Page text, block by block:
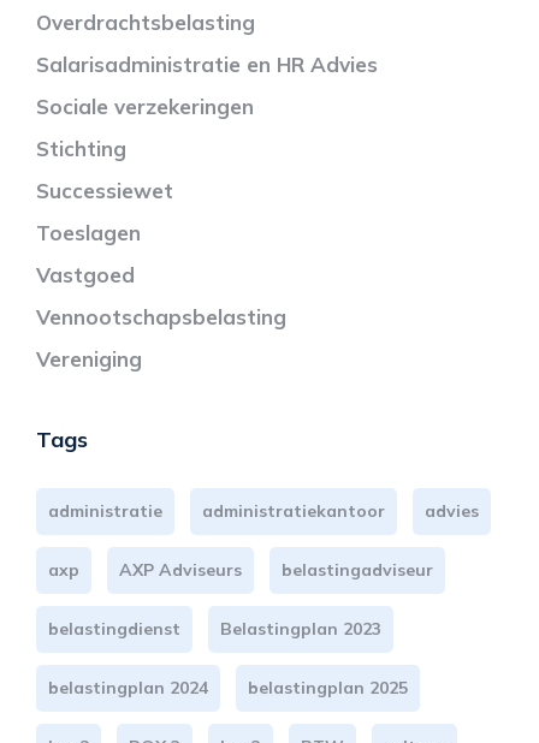
Overdrachtsbelasting
Salarisadministratie en HR Advies
Sociale verzekeringen
Stichting
Successiewet
Toeslagen
Vastgoed
Vennootschapsbelasting
Vereniging
Tags
administratie administratiekantoor advies
axp AXP Adviseurs belastingadviseur
belastingdienst Belastingplan 2023
belastingplan 2024 belastingplan 2025